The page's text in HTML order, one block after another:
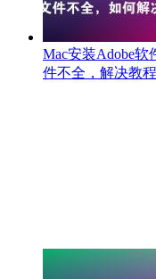
Mac安装Adobe
件不全，解决教程